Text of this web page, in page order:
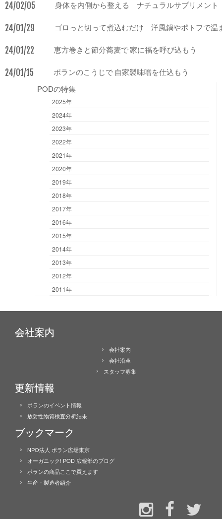
24/02/05 身体を内側から整える ナチュラルサプリメント
24/01/29 ゴロっと切って煮込むだけ 洋風鍋やポトフで温
24/01/22 恵方巻きと節分蕎麦で 家に福を呼び込もう
24/01/15 ポランのこうじで 自家製味噌を仕込もう
PODの特集
2025年
2024年
2023年
2022年
2021年
2020年
2019年
2018年
2017年
2016年
2015年
2014年
2013年
2012年
2011年
会社案内
会社案内
会社沿革
スタッフ募集
更新情報
ポランのイベント情報
放射性物質検査分析結果
ブックマーク
NPO法人 ポラン広場東京
オーガニック! POD 広報部のブログ
ポランの商品ここで買えます
生産・製造者紹介